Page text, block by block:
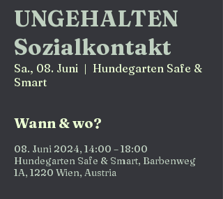
UNGEHALTEN
Sozialkontakt
Sa., 08. Juni
  |
Hundegarten Safe &
Smart
Wann & wo?
08. Juni 2024, 14:00 – 18:00
Hundegarten Safe & Smart, Barbenweg
1A, 1220 Wien, Austria